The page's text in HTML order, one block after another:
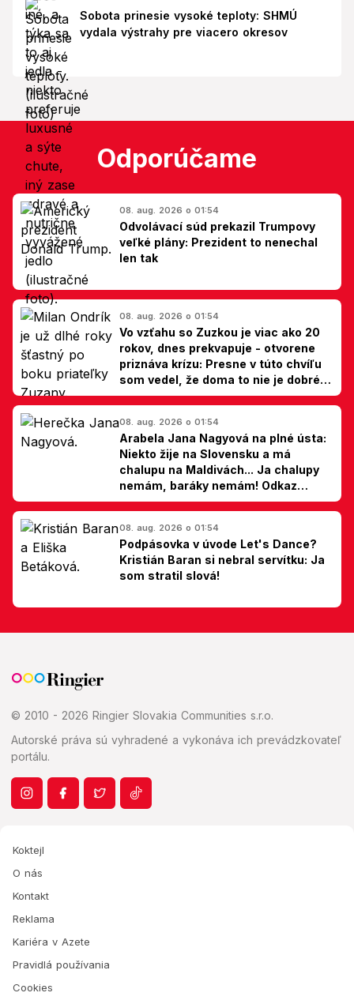
Sobota prinesie vysoké teploty: SHMÚ
vydala výstrahy pre viacero okresov
Odporúčame
08. aug. 2026 o 01:54
Odvolávací súd prekazil Trumpovy
veľké plány: Prezident to nenechal
len tak
08. aug. 2026 o 01:54
Vo vzťahu so Zuzkou je viac ako 20
rokov, dnes prekvapuje - otvorene
priznáva krízu: Presne v túto chvíľu
som vedel, že doma to nie je dobré,
hovorí Milan Ondrík
08. aug. 2026 o 01:54
Arabela Jana Nagyová na plné ústa:
Niekto žije na Slovensku a má
chalupu na Maldivách... Ja chalupy
nemám, baráky nemám! Odkaz
Slovákom
08. aug. 2026 o 01:54
Podpásovka v úvode Let's Dance?
Kristián Baran si nebral servítku: Ja
som stratil slová!
© 2010 - 2026 Ringier Slovakia Communities s.r.o.
Autorské práva sú vyhradené a vykonáva ich prevádzkovateľ
portálu.
Koktejl
O nás
Kontakt
Reklama
Kariéra v Azete
Pravidlá používania
Cookies